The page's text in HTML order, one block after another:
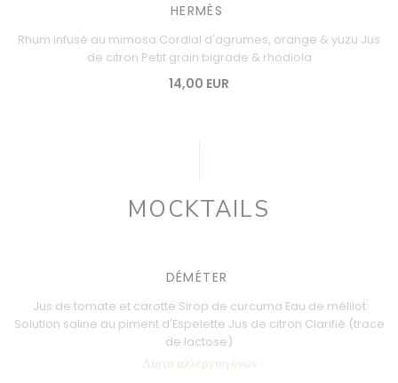
HERMÈS
Rhum infusé au mimosa Cordial d'agrumes, orange & yuzu Jus
de citron Petit grain bigrade & rhodiola
14,00 EUR
MOCKTAILS
DÉMÉTER
Jus de tomate et carotte Sirop de curcuma Eau de mélilot
Solution saline au piment d'Espelette Jus de citron Clarifié (trace
de lactose)
Λίστα αλλεργιογόνων